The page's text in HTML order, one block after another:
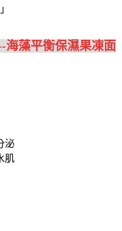
海藻平衡保濕果凍面
泌
肌